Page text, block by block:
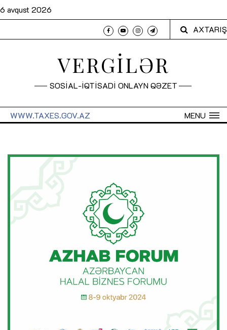
6 avqust 2026
AXTARIŞ
VERGİLƏR
SOSİAL-İQTİSADİ ONLAYN QƏZET
MENU
WWW.TAXES.GOV.AZ